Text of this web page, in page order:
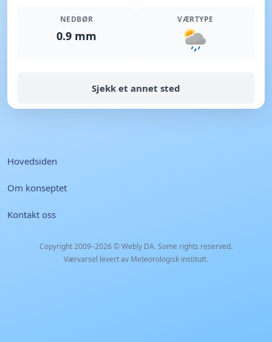
NEDBØR
0.9 mm
VÆRTYPE
Sjekk et annet sted
Hovedsiden
Om konseptet
Kontakt oss
Copyright 2009–2026 ©Webly DA. Some rights reserved.
Værvarsel levert av Meteorologisk institutt.